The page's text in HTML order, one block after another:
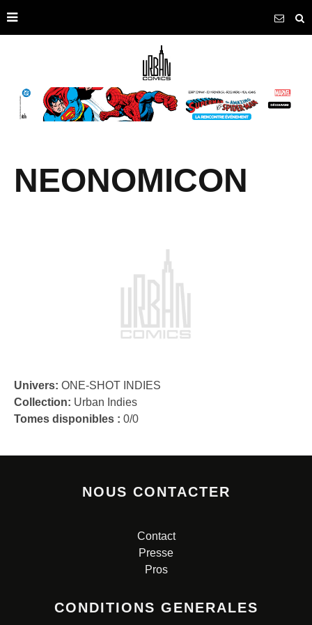
NEONOMICON
Univers: ONE-SHOT INDIES
Collection: Urban Indies
Tomes disponibles : 0/0
NOUS CONTACTER
Contact
Presse
Pros
CONDITIONS GENERALES